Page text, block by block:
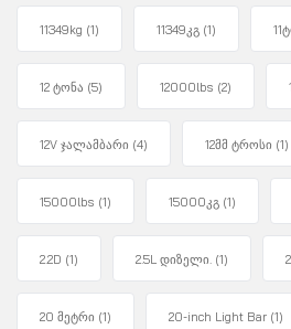
11349kg (1) 11349კგ (1)
12 ტონა (5) 12000lbs (2)
12V ჯალამბარი (4) 12მმ ტროსი (1)
15000lbs (1) 15000კგ (1)
2.2D (1) 2.5L დიზელი. (1)
20 მეტრი (1) 20-inch Light Bar (1)